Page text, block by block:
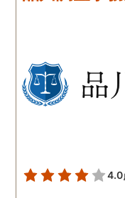
私が夫を疑うだ
不倫の実態を知
きませんでした
4.0